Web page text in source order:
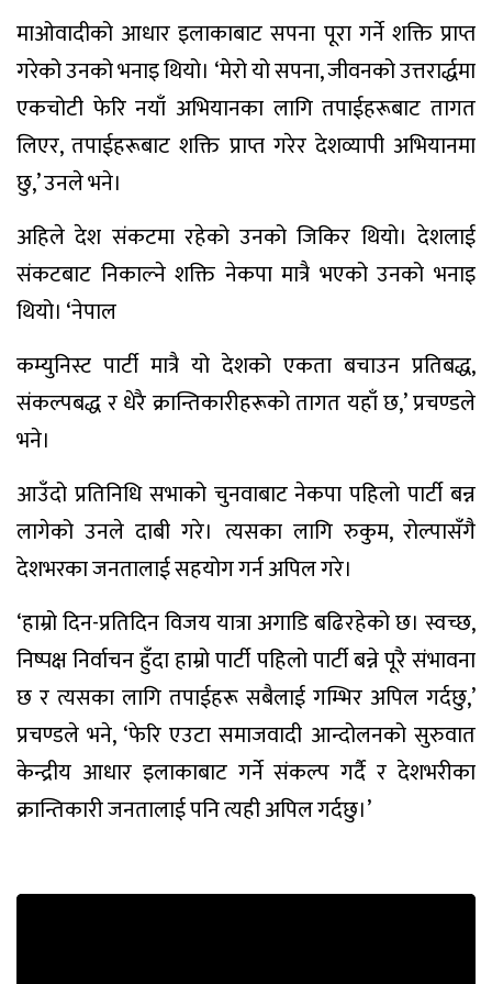
माओवादीको आधार इलाकाबाट सपना पूरा गर्ने शक्ति प्राप्त
गरेको उनको भनाइ थियो। ‘मेरो यो सपना, जीवनको उत्तरार्द्धमा
एकचोटी फेरि नयाँ अभियानका लागि तपाईहरूबाट तागत
लिएर, तपाईहरूबाट शक्ति प्राप्त गरेर देशव्यापी अभियानमा
छु,’ उनले भने।
अहिले देश संकटमा रहेको उनको जिकिर थियो। देशलाई
संकटबाट निकाल्ने शक्ति नेकपा मात्रै भएको उनको भनाइ
थियो। ‘नेपाल
कम्युनिस्ट पार्टी मात्रै यो देशको एकता बचाउन प्रतिबद्ध,
संकल्पबद्ध र धेरै क्रान्तिकारीहरूको तागत यहाँ छ,’ प्रचण्डले
भने।
आउँदो प्रतिनिधि सभाको चुनवाबाट नेकपा पहिलो पार्टी बन्न
लागेको उनले दाबी गरे। त्यसका लागि रुकुम, रोल्पासँगै
देशभरका जनतालाई सहयोग गर्न अपिल गरे।
‘हाम्रो दिन-प्रतिदिन विजय यात्रा अगाडि बढिरहेको छ। स्वच्छ,
निष्पक्ष निर्वाचन हुँदा हाम्रो पार्टी पहिलो पार्टी बन्ने पूरै संभावना
छ र त्यसका लागि तपाईहरू सबैलाई गम्भिर अपिल गर्दछु,’
प्रचण्डले भने, ‘फेरि एउटा समाजवादी आन्दोलनको सुरुवात
केन्द्रीय आधार इलाकाबाट गर्ने संकल्प गर्दै र देशभरीका
क्रान्तिकारी जनतालाई पनि त्यही अपिल गर्दछु।’